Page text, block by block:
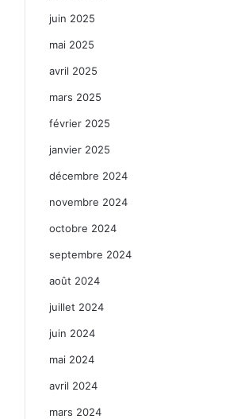
juin 2025
mai 2025
avril 2025
mars 2025
février 2025
janvier 2025
décembre 2024
novembre 2024
octobre 2024
septembre 2024
août 2024
juillet 2024
juin 2024
mai 2024
avril 2024
mars 2024